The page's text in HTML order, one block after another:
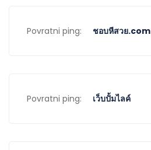
Povratni ping: ชอบหีสวย.com
Povratni ping: เว็บปั้มไลค์